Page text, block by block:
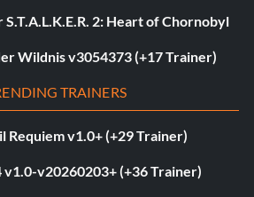
2: Heart of Chornobyl
Wildnis v3054373 (+17 Trainer)
TRAINERS
Requiem v1.0+ (+29 Trainer)
v1.0-v20260203+ (+36 Trainer)